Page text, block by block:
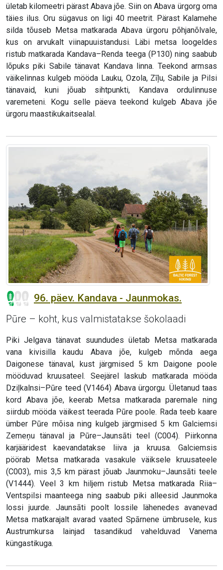
ületab kilomeetri pärast Abava jõe. Siin on Abava ürgorg oma
täies ilus. Oru sügavus on ligi 40 meetrit. Pärast Kalamehe
silda tõuseb Metsa matkarada Abava ürgoru põhjanõlvale,
kus on arvukalt viinapuuistandusi. Läbi metsa loogeldes
ristub matkarada Kandava–Renda teega (P130) ning saabub
lõpuks piki Sabile tänavat Kandava linna. Teekond armsas
väikelinnas kulgeb mööda Lauku, Ozola, Zīļu, Sabile ja Pilsi
tänavaid, kuni jõuab sihtpunkti, Kandava ordulinnuse
varemeteni. Kogu selle päeva teekond kulgeb Abava jõe
ürgoru maastikukaitsealal.
96. päev. Kandava - Jaunmokas.
Pūre – koht, kus valmistatakse šokolaadi
Piki Jelgava tänavat suundudes ületab Metsa matkarada
vana kivisilla kaudu Abava jõe, kulgeb mõnda aega
Daigonese tänaval, kust järgmised 5 km Daigone poole
mööduvad kruusateel. Seejärel laskub matkarada mööda
Dziļkalnsi–Pūre teed (V1464) Abava ürgorgu. Ületanud taas
kord Abava jõe, keerab Metsa matkarada paremale ning
siirdub mööda väikest teerada Pūre poole. Rada teeb kaare
ümber Pūre mõisa ning kulgeb järgmised 5 km Galciemsi
Zemeņu tänaval ja Pūre–Jaunsāti teel (C004). Piirkonna
karjääridest kaevandatakse liiva ja kruusa. Galciemsis
pöörab Metsa matkarada vasakule väiksele kruusateele
(C003), mis 3,5 km pärast jõuab Jaunmoku–Jaunsāti teele
(V1444). Veel 3 km hiljem ristub Metsa matkarada Riia–
Ventspilsi maanteega ning saabub piki alleesid Jaunmoka
lossi juurde. Jaunsāti poolt lossile lähenedes avanevad
Metsa matkarajalt avarad vaated Spārnene ümbrusele, kus
Austrumkursa lainjad tasandikud vahelduvad Vanema
küngastikuga.